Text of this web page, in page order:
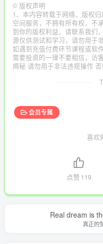
© 版权声明
1、本内容转载于网络，版权
空间服务，不拥有所有权，不
到你的版权利益，请联系我们
源仅供测试和学习，请勿用于
如遇到充值付费环节课程或软
需要投资的一律不要相信，访
揭秘 请勿用于非法违规操作
会员专属
喜欢
点赞 119
Real dream is
真正的